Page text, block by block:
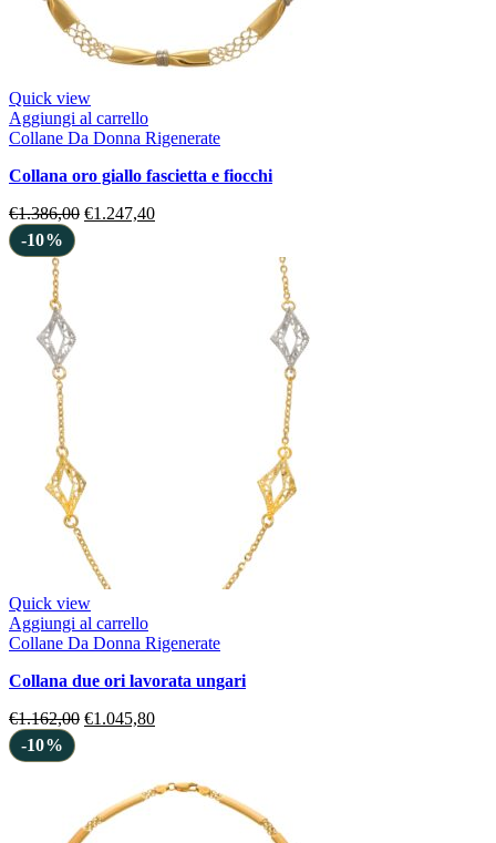
Quick view
Aggiungi al carrello
Collane Da Donna Rigenerate
collana oro giallo fascietta e fiocchi
€1.386,00 €1.247,40
-10%
Quick view
Aggiungi al carrello
Collane Da Donna Rigenerate
collana due ori lavorata ungari
€1.162,00 €1.045,80
-10%